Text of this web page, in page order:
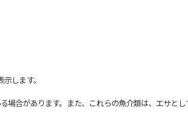
します。
合があります。また、これらの魚介類は、エサとし